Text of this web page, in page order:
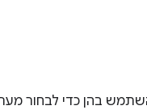
בהן כדי לבחור